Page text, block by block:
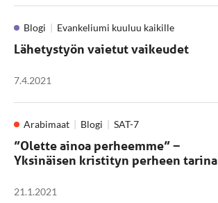
Blogi Evankeliumi kuuluu kaikille
Lähetystyön vaietut vaikeudet
7.4.2021
Arabimaat Blogi SAT-7
”Olette ainoa perheemme” −
Yksinäisen kristityn perheen tarina
21.1.2021